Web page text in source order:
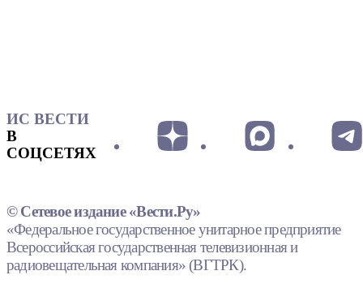
ИС ВЕСТИ
В
СОЦСЕТЯХ
© Сетевое издание «Вести.Ру»
«Федеральное государственное унитарное предприятие
Всероссийская государственная телевизионная и
радиовещательная компания» (ВГТРК).